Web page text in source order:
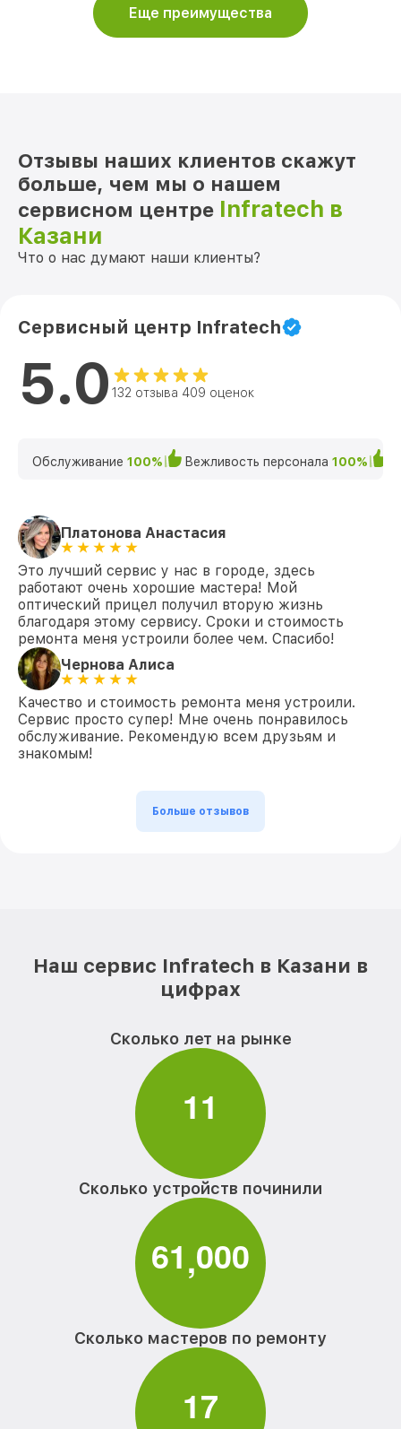
Еще преимущества
Отзывы наших клиентов скажут
больше, чем мы о нашем
сервисном центре Infratech в
Казани
Что о нас думают наши клиенты?
Сервисный центр Infratech
5.0 132 отзыва 409 оценок
Обслуживание 100% Вежливость персонала 100%
Платонова Анастасия
Это лучший сервис у нас в городе, здесь
работают очень хорошие мастера! Мой
оптический прицел получил вторую жизнь
благодаря этому сервису. Сроки и стоимость
ремонта меня устроили более чем. Спасибо!
Чернова Алиса
Качество и стоимость ремонта меня устроили.
Сервис просто супер! Мне очень понравилось
обслуживание. Рекомендую всем друзьям и
знакомым!
Больше отзывов
Наш сервис Infratech в Казани в
цифрах
Сколько лет на рынке
11
Сколько устройств починили
61,000
Сколько мастеров по ремонту
17